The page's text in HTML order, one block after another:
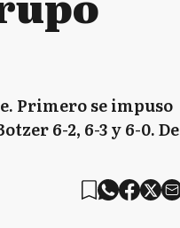
Primero se impuso
6-2, 6-3 y 6-0. De